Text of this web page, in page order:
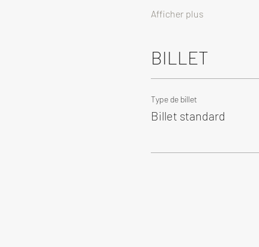
Afficher plus
BILLET
Type de billet
Billet standard